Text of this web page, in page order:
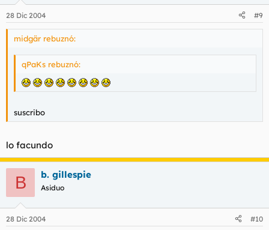
28 Dic 2004 #9
midgär rebuznó:
qPaKs rebuznó:
suscribo
lo facundo
B b. gillespie
Asiduo
28 Dic 2004 #10